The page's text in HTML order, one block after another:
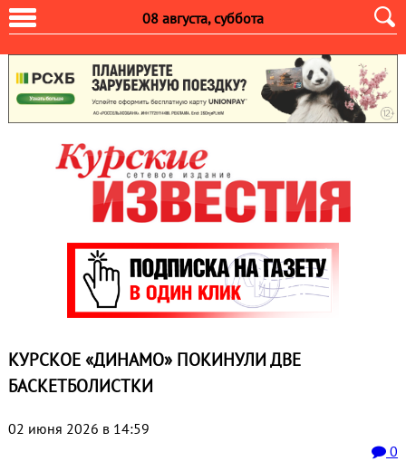
08 августа, суббота
КУРСКОЕ «ДИНАМО» ПОКИНУЛИ ДВЕ
БАСКЕТБОЛИСТКИ
02 июня 2026 в 14:59
0